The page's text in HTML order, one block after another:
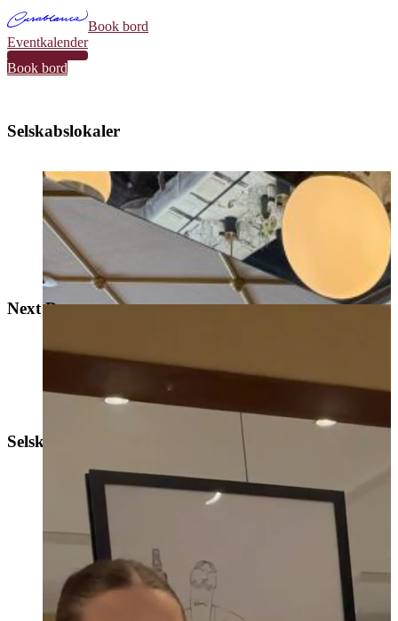
Book bord
Eventkalender
34
Book bord
Selskabslokaler
Next Door
Selskabslokaler
La Chambre Séparée